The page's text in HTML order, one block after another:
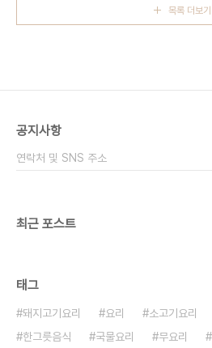
다. 바로 삶아서 막 먹으면 그 신선함과 쫄깃한 식감
목록 더보기
공지사항
연락처 및 SNS 주소
최근 포스트
태그
돼지고기요리 요리 소고기요리
한그릇음식
국물요리 무요리